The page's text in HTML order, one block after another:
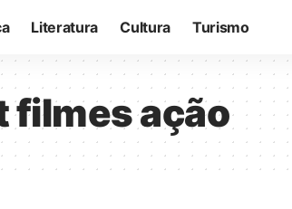
Literatura Cultura Turismo
filmes ação